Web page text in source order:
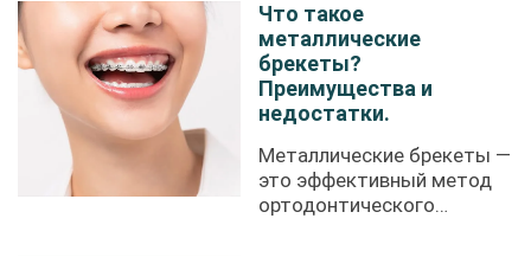
Что такое
металлические
брекеты?
Преимущества и
недостатки.
Металлические брекеты —
это эффективный метод
ортодонтического